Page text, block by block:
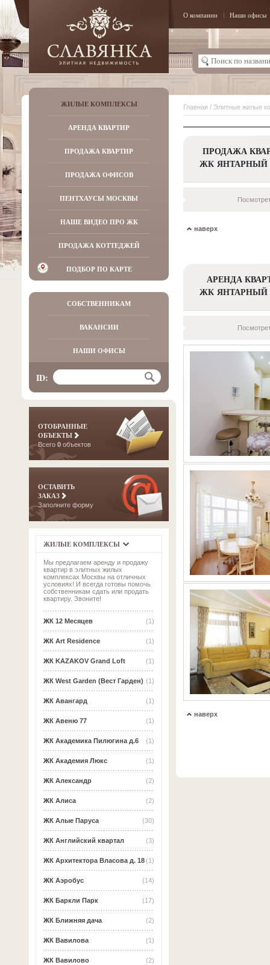
О компании Наши офисы
ЖИЛЫЕ КОМПЛЕКСЫ
АРЕНДА КВАРТИР
ПРОДАЖА КВАРТИР
ПРОДАЖА ОФИСОВ
ПЕНТХАУСЫ МОСКВЫ
НАШЕ ВИДЕО ПРО ЖК
ПРОДАЖА КОТТЕДЖЕЙ
ПОДБОР ПО КАРТЕ
СОБСТВЕННИКАМ
ВАКАНСИИ
НАШИ ОФИСЫ
ID:
ОТОБРАННЫЕ
ОБЪЕКТЫ
Всего 0 объектов
ОСТАВИТЬ
ЗАКАЗ
Заполните форму
ЖИЛЫЕ КОМПЛЕКСЫ
Мы предлагаем аренду и продажу
квартир в элитных жилых
комплексах Москвы на отличных
условиях! И всегда готовы помочь
собственникам сдать или продать
квартиру. Звоните!
(1)
ЖК 12 Месяцев
(1)
ЖК Art Residence
(1)
ЖК KAZAKOV Grand Loft
(1)
ЖК West Garden (Вест Гарден)
(1)
ЖК Авангард
(1)
ЖК Авеню 77
(1)
ЖК Академика Пилюгина д.6
(1)
ЖК Академия Люкс
(2)
ЖК Александр
(2)
ЖК Алиса
(30)
ЖК Алые Паруса
(3)
ЖК Английский квартал
(1)
ЖК Архитектора Власова д. 18
(14)
ЖК Аэробус
(17)
ЖК Баркли Парк
(2)
ЖК Ближняя дача
(1)
ЖК Вавилова
(2)
ЖК Вавилово
Главная / Элитные жилые
ПРОДАЖА
ЖК ЯНТАРНЫЙ
наверх
АРЕНДА
ЖК ЯНТАРНЫЙ
наверх